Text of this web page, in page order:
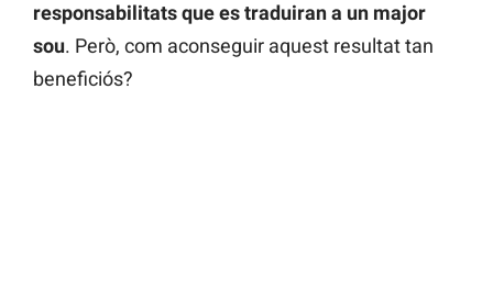
responsabilitats que es traduiran a un major
sou. Però, com aconseguir aquest resultat tan
beneficiós?